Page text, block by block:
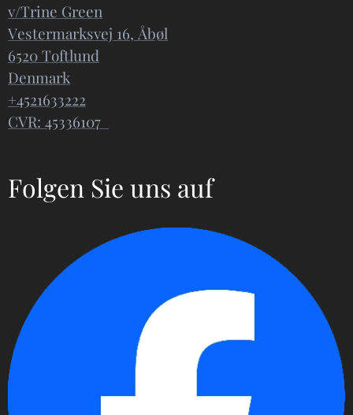
v/Trine Green
Vestermarksvej 16, Åbøl
6520 Toftlund
Denmark
+4521633222
CVR: 45336107
Folgen Sie uns auf